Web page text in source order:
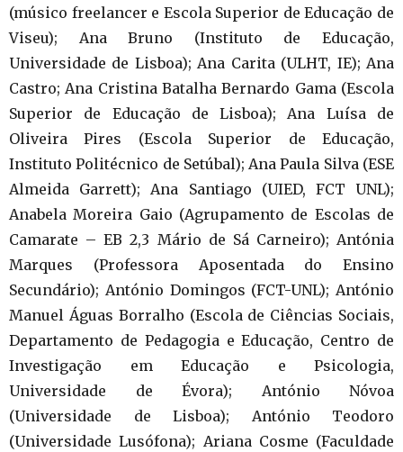
(músico freelancer e Escola Superior de Educação de
Viseu); Ana Bruno (Instituto de Educação,
Universidade de Lisboa); Ana Carita (ULHT, IE); Ana
Castro; Ana Cristina Batalha Bernardo Gama (Escola
Superior de Educação de Lisboa); Ana Luísa de
Oliveira Pires (Escola Superior de Educação,
Instituto Politécnico de Setúbal); Ana Paula Silva (ESE
Almeida Garrett); Ana Santiago (UIED, FCT UNL);
Anabela Moreira Gaio (Agrupamento de Escolas de
Camarate – EB 2,3 Mário de Sá Carneiro); Antónia
Marques (Professora Aposentada do Ensino
Secundário); António Domingos (FCT-UNL); António
Manuel Águas Borralho (Escola de Ciências Sociais,
Departamento de Pedagogia e Educação, Centro de
Investigação em Educação e Psicologia,
Universidade de Évora); António Nóvoa
(Universidade de Lisboa); António Teodoro
(Universidade Lusófona); Ariana Cosme (Faculdade